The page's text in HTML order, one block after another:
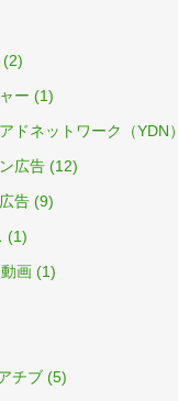
(2)
ー (1)
ドネットワーク（YDN）
広告 (12)
告 (9)
(1)
画 (1)
チブ (5)